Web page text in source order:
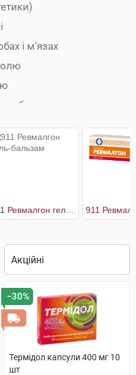
і м'язах
болю
−30%
Термідол капсули 400 мг 10
шт